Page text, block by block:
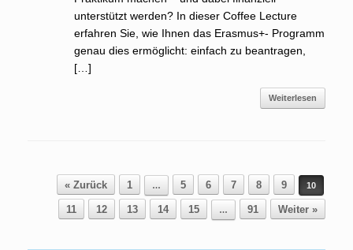
unterstützt werden? In dieser Coffee Lecture
erfahren Sie, wie Ihnen das Erasmus+- Programm
genau dies ermöglicht: einfach zu beantragen,
[…]
Weiterlesen
Beitragsnavigation
« Zurück 1 … 5 6 7 8 9 10
11 12 13 14 15 … 91 Weiter »